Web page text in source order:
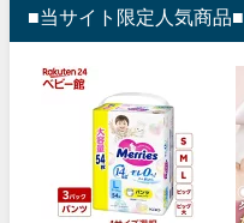
■当サイト限定人気商品■